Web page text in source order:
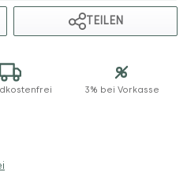
TEILEN
3% bei Vorkasse